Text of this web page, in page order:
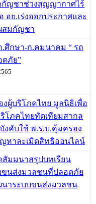
กัญชาช่วงสุญญากาศไร้
อย.เร่งออกประกาศและ
สมกัญชา
ศึกษา-ก.คมนาคม “ รถ
ดภัย”
งผู้บริโภคไทย มูลนิธิเพื่อ
โภคไทยทัดเทียมสากล
งคับใช้ พ.ร.บ.คุ้มครอง
หาละเมิดสิทธิออนไลน์
มมนาสรุปบทเรียน
นส่งมวลชนที่ปลอดภัย
นาระบบขนส่งมวลชน